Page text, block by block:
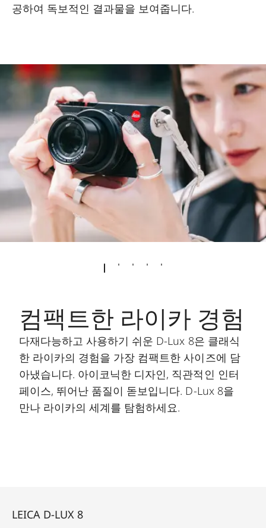
공하여 독보적인 결과물을 보여줍니다.
컴팩트한 라이카 경험
다재다능하고 사용하기 쉬운 D-Lux 8은 클래식
한 라이카의 경험을 가장 컴팩트한 사이즈에 담
아냈습니다. 아이코닉한 디자인, 직관적인 인터
페이스, 뛰어난 품질이 돋보입니다. D-Lux 8을
만나 라이카의 세계를 탐험하세요.
LEICA D-LUX 8